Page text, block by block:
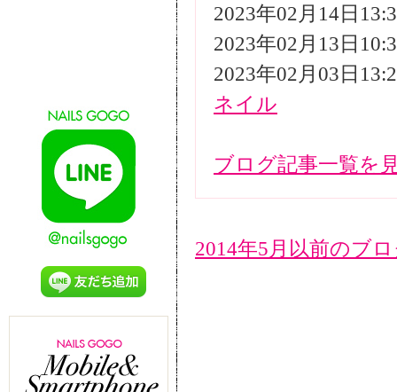
2023年02月14日
2023年02月13日
2023年02月03日
ネイル
ブログ記事一覧を
2014年5月以前のブ